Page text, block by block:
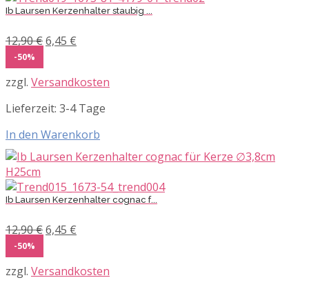
Ib Laursen Kerzenhalter staubig ...
12,90€Ursprünglicher
12,90 €
6,45 €
6,45 €.
-50%
zzgl. Versandkosten
Lieferzeit: 3-4 Tage
In den Warenkorb
Ib Laursen Kerzenhalter cognac f...
12,90€Ursprünglicher
12,90 €
6,45 €
6,45 €.
-50%
zzgl. Versandkosten